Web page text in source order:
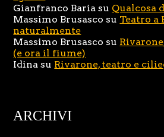
Gianfranco Baria su Qualcosa
Massimo Brusasco su Teatro a
naturalmente
Massimo Brusasco su
(e ora il fiume)
Idina su Rivarone, teatro e
ARCHIVI